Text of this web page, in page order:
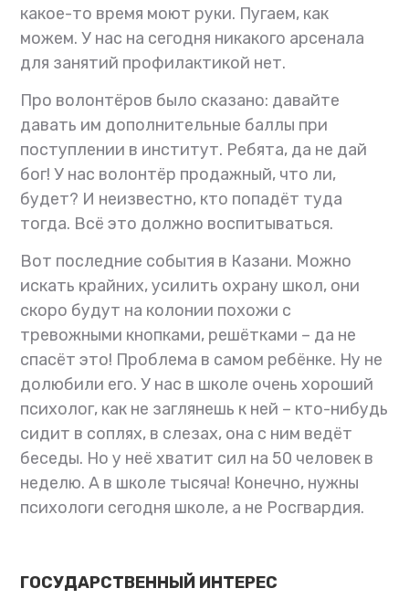
какое-то время моют руки. Пугаем, как
можем. У нас на сегодня никакого арсенала
для занятий профилактикой нет.
Про волонтёров было сказано: давайте
давать им дополнительные баллы при
поступлении в институт. Ребята, да не дай
бог! У нас волонтёр продажный, что ли,
будет? И неизвестно, кто попадёт туда
тогда. Всё это должно воспитываться.
Вот последние события в Казани. Можно
искать крайних, усилить охрану школ, они
скоро будут на колонии похожи с
тревожными кнопками, решётками – да не
спасёт это! Проблема в самом ребёнке. Ну не
долюбили его. У нас в школе очень хороший
психолог, как не заглянешь к ней – кто-нибудь
сидит в соплях, в слезах, она с ним ведёт
беседы. Но у неё хватит сил на 50 человек в
неделю. А в школе тысяча! Конечно, нужны
психологи сегодня школе, а не Росгвардия.
ГОСУДАРСТВЕННЫЙ ИНТЕРЕС